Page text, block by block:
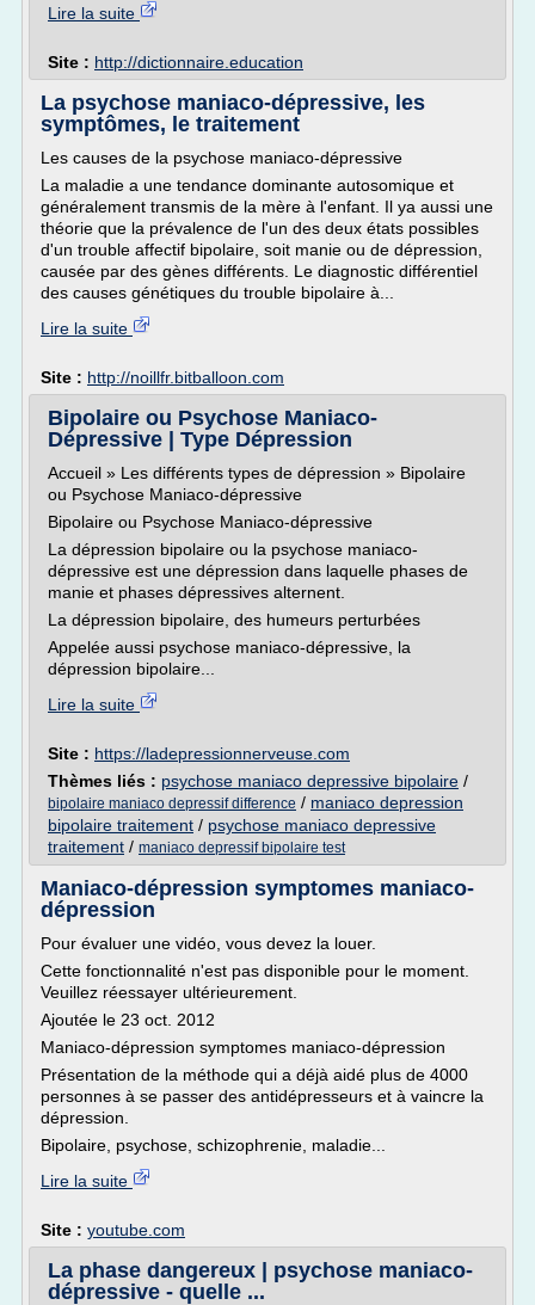
Lire la suite
Site : http://dictionnaire.education
La psychose maniaco-dépressive, les
symptômes, le traitement
Les causes de la psychose maniaco-dépressive
La maladie a une tendance dominante autosomique et
généralement transmis de la mère à l'enfant. Il ya aussi une
théorie que la prévalence de l'un des deux états possibles
d'un trouble affectif bipolaire, soit manie ou de dépression,
causée par des gènes différents. Le diagnostic différentiel
des causes génétiques du trouble bipolaire à...
Lire la suite
Site : http://noillfr.bitballoon.com
Bipolaire ou Psychose Maniaco-
Dépressive | Type Dépression
Accueil » Les différents types de dépression » Bipolaire
ou Psychose Maniaco-dépressive
Bipolaire ou Psychose Maniaco-dépressive
La dépression bipolaire ou la psychose maniaco-
dépressive est une dépression dans laquelle phases de
manie et phases dépressives alternent.
La dépression bipolaire, des humeurs perturbées
Appelée aussi psychose maniaco-dépressive, la
dépression bipolaire...
Lire la suite
Site : https://ladepressionnerveuse.com
Thèmes liés : psychose maniaco depressive bipolaire /
bipolaire maniaco depressif difference / maniaco depression
bipolaire traitement / psychose maniaco depressive
traitement / maniaco depressif bipolaire test
Maniaco-dépression symptomes maniaco-
dépression
Pour évaluer une vidéo, vous devez la louer.
Cette fonctionnalité n'est pas disponible pour le moment.
Veuillez réessayer ultérieurement.
Ajoutée le 23 oct. 2012
Maniaco-dépression symptomes maniaco-dépression
Présentation de la méthode qui a déjà aidé plus de 4000
personnes à se passer des antidépresseurs et à vaincre la
dépression.
Bipolaire, psychose, schizophrenie, maladie...
Lire la suite
Site : youtube.com
La phase dangereux | psychose maniaco-
dépressive - quelle ...